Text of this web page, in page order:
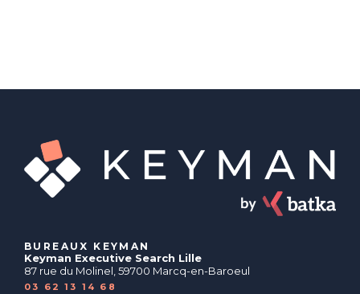
BUREAUX KEYMAN
Keyman Executive Search Lille
87 rue du Molinel, 59700 Marcq-en-Baroeul
03 62 13 14 68